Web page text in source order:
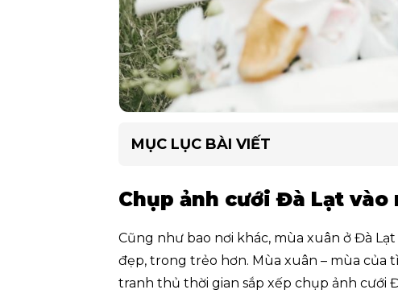
MỤC LỤC BÀI VIẾT
Chụp ảnh cưới Đà Lạt vào
Cũng như bao nơi khác, mùa xuân ở Đà
đẹp, trong trẻo hơn. Mùa xuân – mùa của
tranh thủ thời gian sắp xếp chụp ảnh cưới